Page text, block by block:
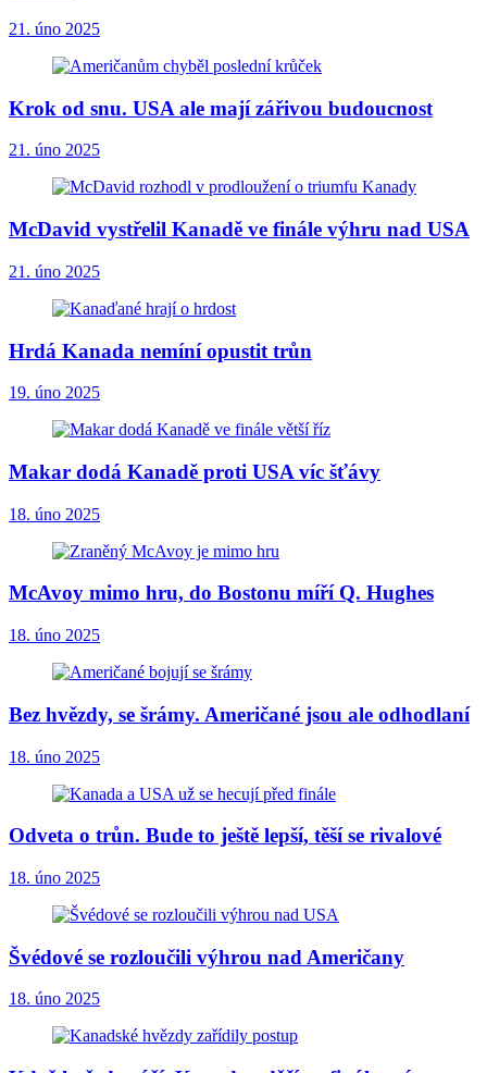
21. úno 2025
Krok od snu. USA ale mají zářivou budoucnost
21. úno 2025
McDavid vystřelil Kanadě ve finále výhru nad USA
21. úno 2025
Hrdá Kanada nemíní opustit trůn
19. úno 2025
Makar dodá Kanadě proti USA víc šťávy
18. úno 2025
McAvoy mimo hru, do Bostonu míří Q. Hughes
18. úno 2025
Bez hvězdy, se šrámy. Američané jsou ale odhodlaní
18. úno 2025
Odveta o trůn. Bude to ještě lepší, těší se rivalové
18. úno 2025
Švédové se rozloučili výhrou nad Američany
18. úno 2025